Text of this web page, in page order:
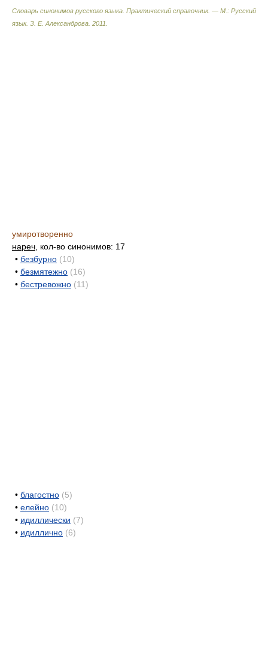
Словарь синонимов русского языка. Практический справочник. — М.: Русский
язык. З. Е. Александрова 2011
умиротворенно
нареч , кол-во синонимов: 17
• безбурно (10)
• безмятежно (16)
• бестревожно (11)
• благостно (5)
• елейно (10)
• идиллически (7)
• идиллично (6)